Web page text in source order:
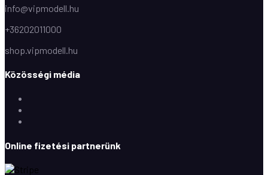
info@vipmodell.hu
+36202011000
shop.vipmodell.hu
Közösségi média
Online fizetési partnerünk